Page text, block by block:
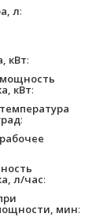
л:
кВт:
кВт:
:
л/час:
мин: